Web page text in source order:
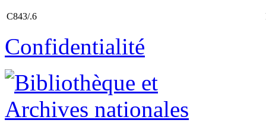
C843/.6
Confidentialité